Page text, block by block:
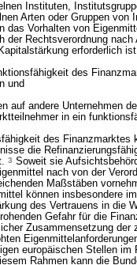
Instituten,
Arten oder Gruppen
das Vorhalten von
der Rechtsverordnung
erforderlich
des
und
auf andere Unternehmen
in ein
des
die
3 Soweit sie
nach von der
Maßstäben
können insbesondere
des Vertrauens in die
Gefahr für die
Zusammensetzung
europäischen Stellen
Rahmen kann die